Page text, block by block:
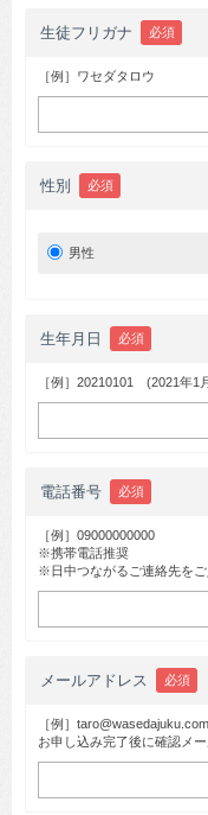
生徒フリガナ 必須
［例］ワセダタロウ
性別 必須
男性
生年月日 必須
［例］20210101 (2021年1
電話番号 必須
［例］09000000000
※携帯電話推奨
※日中つながるご連絡先をご
メールアドレス 必須
［例］taro@wasedajuku.com
お申し込み完了後に確認メ